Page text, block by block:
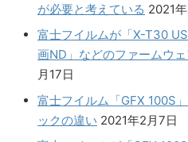
が必要と考えている 2021
富士フイルムが「X-T30
画ND」などのファームウ
月17日
富士フイルム「GFX 100S
ックの違い 2021年2月7日